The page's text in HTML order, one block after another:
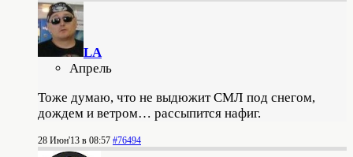
LA
Апрель
Тоже думаю, что не выдюжит СМЛ под снегом,
дождем и ветром… рассыпится нафиг.
28 Июн'13 в 08:57 #76494